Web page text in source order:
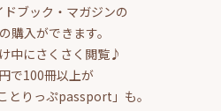
ブック・マガジンの
購入ができます。
中にさくさく閲覧♪
で100冊以上が
とりっぷpassport」も。